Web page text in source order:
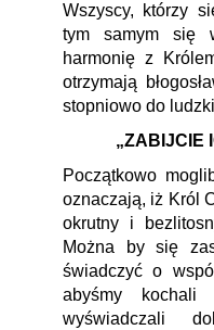
Wszyscy, którzy
tym samym się
harmonię z
otrzymają
stopniowo do
„ZABIJCIE
Początkowo
oznaczają, iż Król
okrutny i
Można by się
świadczyć o
abyśmy kochali
wyświadczali